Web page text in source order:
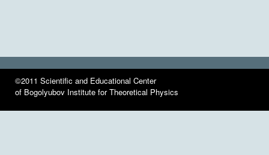
©2011 Scientific and Educational Center
of Bogolyubov Institute for Theoretical Physics